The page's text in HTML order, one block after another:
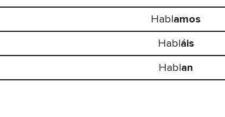
Hablamos
Habláis
Hablan